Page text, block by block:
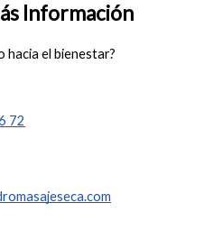
Información
hacia el bienestar?
72